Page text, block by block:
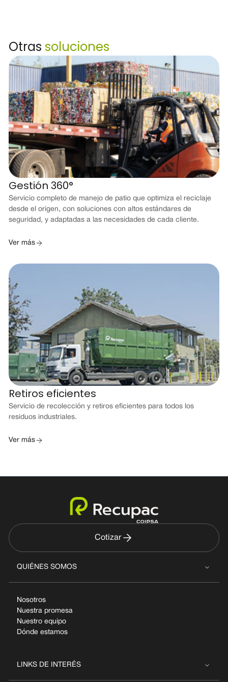
Otras soluciones
Gestión 360°
Servicio completo de manejo de patio que optimiza el reciclaje
desde el origen, con soluciones con altos estándares de
seguridad, y adaptadas a las necesidades de cada cliente.
Ver más
Retiros eficientes
Servicio de recolección y retiros eficientes para todos los
residuos industriales.
Ver más
Cotizar
QUIÉNES SOMOS
Nosotros
Nuestra promesa
Nuestro equipo
Dónde estamos
LINKS DE INTERÉS